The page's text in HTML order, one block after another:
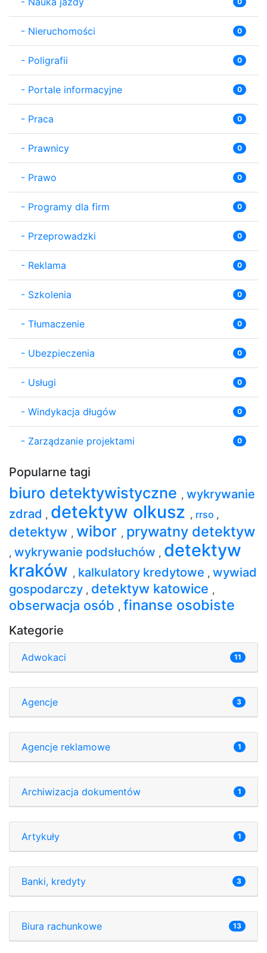
- Nieruchomości 0
- Poligrafii 0
- Portale informacyjne 0
- Praca 0
- Prawnicy 0
- Prawo 0
- Programy dla firm 0
- Przeprowadzki 0
- Reklama 0
- Szkolenia 0
- Tłumaczenie 0
- Ubezpieczenia 0
- Usługi 0
- Windykacja długów 0
- Zarządzanie projektami 0
Popularne tagi
biuro detektywistyczne , wykrywanie
zdrad , detektyw olkusz , rrso ,
detektyw , wibor , prywatny detektyw
, wykrywanie podsłuchów , detektyw
kraków , kalkulatory kredytowe , wywiad
gospodarczy , detektyw katowice ,
obserwacja osób , finanse osobiste
Kategorie
Adwokaci 11
Agencje 3
Agencje reklamowe 1
Archiwizacja dokumentów 1
Artykuły 1
Banki, kredyty 3
Biura rachunkowe 13